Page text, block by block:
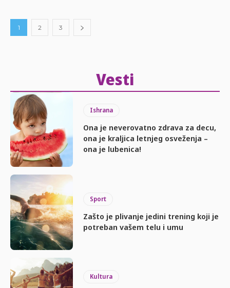
1 2 3
Vesti
Ishrana
Ona je neverovatno zdrava za decu,
ona je kraljica letnjeg osveženja –
ona je lubenica!
Sport
Zašto je plivanje jedini trening koji je
potreban vašem telu i umu
Kultura